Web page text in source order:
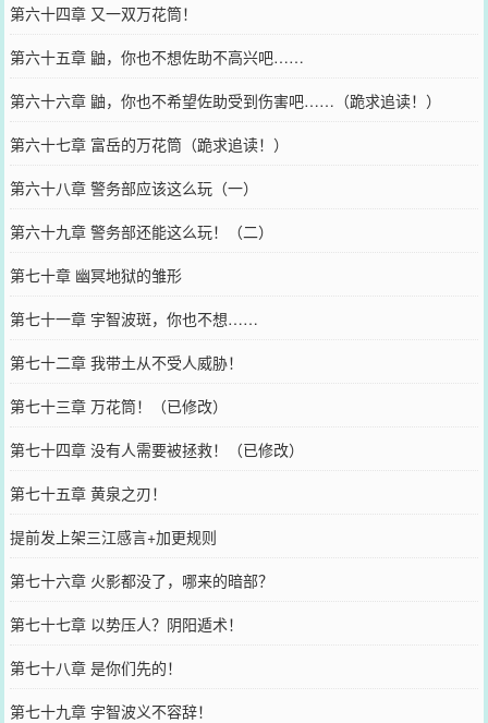
第六十四章 又一双万花筒！
第六十五章 鼬，你也不想佐助不高兴吧……
第六十六章 鼬，你也不希望佐助受到伤害吧……（跪求追读！）
第六十七章 富岳的万花筒（跪求追读！）
第六十八章 警务部应该这么玩（一）
第六十九章 警务部还能这么玩！（二）
第七十章 幽冥地狱的雏形
第七十一章 宇智波斑，你也不想……
第七十二章 我带土从不受人威胁！
第七十三章 万花筒！（已修改）
第七十四章 没有人需要被拯救！（已修改）
第七十五章 黄泉之刃！
提前发上架三江感言+加更规则
第七十六章 火影都没了，哪来的暗部？
第七十七章 以势压人？阴阳遁术！
第七十八章 是你们先的！
第七十九章 宇智波义不容辞！